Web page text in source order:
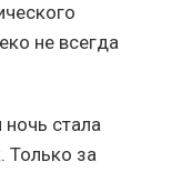
не всегда
стала
Только за